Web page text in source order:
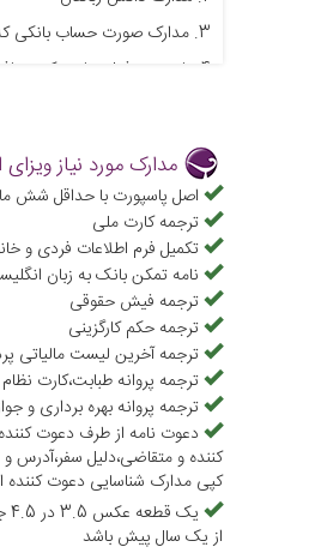
3. مدارک صورت حساب بانکی
4. پاسپورت فعلی یا مدرک
مدارک مورد نیاز ویزای
اصل پاسپورت با حداقل شش
ترجمه کارت ملی
تکمیل فرم اطلاعات فردی و
نامه تمکن بانک به زبان
ترجمه فیش حقوقی
ترجمه حکم کارگزینی
ترجمه آخرین لیست مالیاتی
ترجمه پروانه طبابت،کارت
ترجمه پروانه بهره برداری و
دعوت نامه از طرف دعوت
کننده و متقاضی،دلیل سفر،آدرس
کپی مدارک شناسایی دعوت کننده
از یک سال پیش باشد